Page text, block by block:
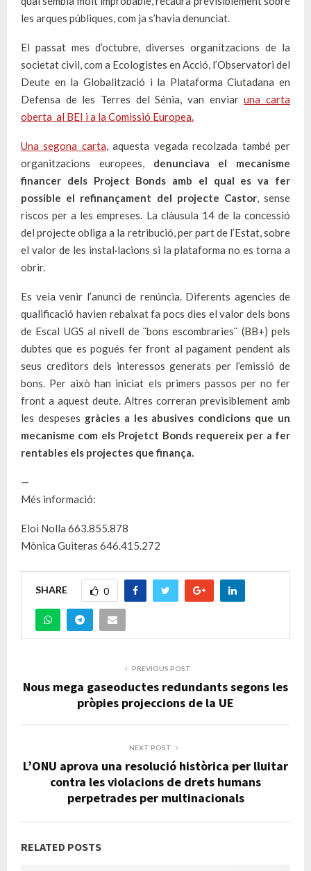
les arques públiques, com ja s’havia denunciat.
El passat mes d’octubre, diverses organitzacions de la
societat civil, com a Ecologistes en Acció, l’Observatori del
Deute en la Globalització i la Plataforma Ciutadana en
Defensa de les Terres del Sénia, van enviaruna carta
oberta al BEI i a la Comissió Europea.
Una segona carta, aquesta vegada recolzada també per
organitzacions europees, denunciava el mecanisme
financer dels Project Bonds amb el qual es va fer
possible el refinançament del projecte Castor, sense
riscos per a les empreses. La clàusula 14 de la concessió
del projecte obliga a la retribució, per part de l’Estat, sobre
el valor de les instal·lacions si la plataforma no es torna a
obrir.
Es veia venir l’anunci de renúncia. Diferents agencies de
qualificació havien rebaixat fa pocs dies el valor dels bons
de Escal UGS al nivell de ¨bons escombraries¨ (BB+) pels
dubtes que es pogués fer front al pagament pendent als
seus creditors dels interessos generats per l’emissió de
bons. Per això han iniciat els primers passos per no fer
front a aquest deute. Altres correran previsiblement amb
les despeses gràcies a les abusives condicions que un
mecanisme com els Projetct Bonds requereix per a fer
rentables els projectes que finança.
—
Més informació:
Eloi Nolla 663.855.878
Mònica Guiteras 646.415.272
SHARE 0
PREVIOUS POST
Nous mega gaseoductes redundants segons les
pròpies projeccions de la UE
NEXT POST
L’ONU aprova una resolució històrica per lluitar
contra les violacions de drets humans
perpetrades per multinacionals
RELATED POSTS